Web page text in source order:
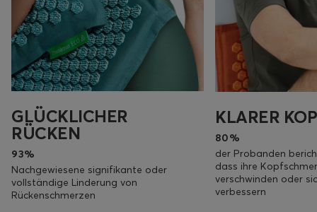
GLÜCKLICHER
RÜCKEN
93%
Nachgewiesene signifikante oder
vollständige Linderung von
Rückenschmerzen
KLARER
80%
der Probanden
dass ihre
verschwinden oder
verbessern